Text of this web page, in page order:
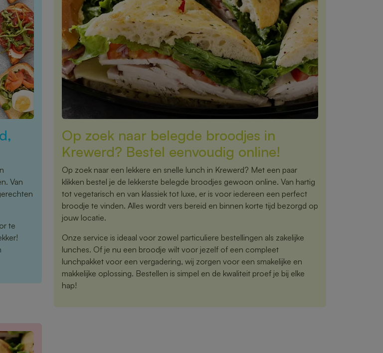
Van
te
Op zoek naar belegde broodjes in
Krewerd? Bestel eenvoudig online!
Op zoek naar een lekkere en snelle lunch in Krewerd? Met een paar
klikken bestel je de lekkerste belegde broodjes gewoon online. Van hartig
tot vegetarisch en van klassiek tot luxe, er is voor iedereen een perfect
broodje te vinden. Alles wordt vers bereid en binnen korte tijd bezorgd op
jouw locatie.
Onze service is ideaal voor zowel particuliere bestellingen als zakelijke
lunches. Of je nu een broodje wilt voor jezelf of een compleet
lunchpakket voor een vergadering, wij zorgen voor een smakelijke en
makkelijke oplossing. Bestellen is simpel en de kwaliteit proef je bij elke
hap!